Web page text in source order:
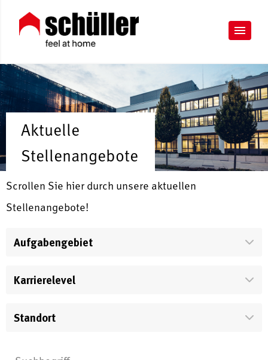
Aktuelle
Stellenangebote
Scrollen Sie hier durch unsere aktuellen
Stellenangebote!
Aufgabengebiet
Karrierelevel
Standort